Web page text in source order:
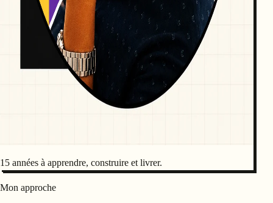
15 années à apprendre, construire et livrer.
Mon approche